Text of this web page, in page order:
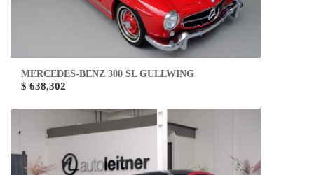
MERCEDES-BENZ 300 SL GULLWING
$ 638,302